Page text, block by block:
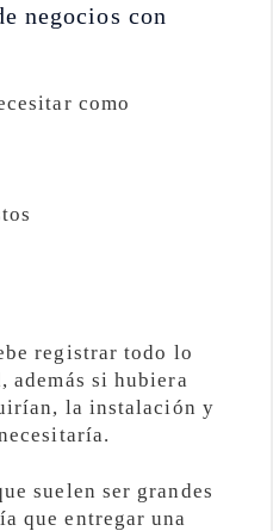
negocios con
como
registrar todo lo
además si hubiera
la instalación y
suelen ser grandes
que entregar una